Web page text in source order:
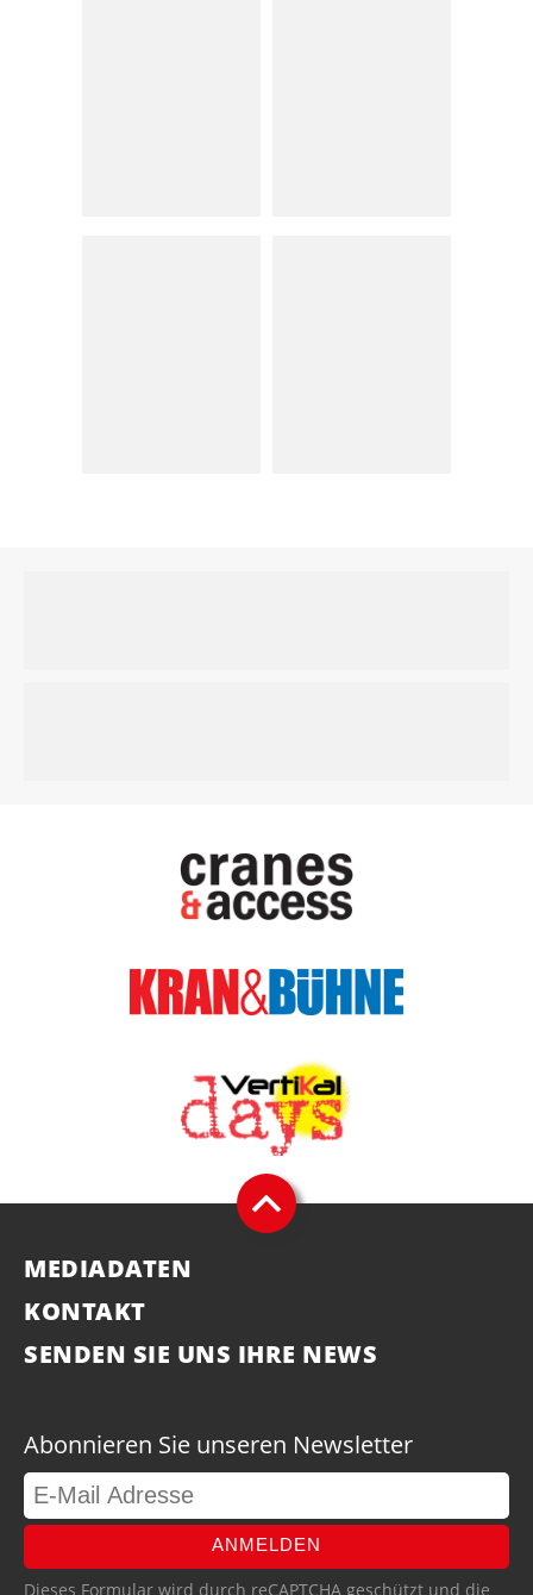
MEDIADATEN
KONTAKT
SENDEN SIE UNS IHRE NEWS
Abonnieren Sie unseren Newsletter
ANMELDEN
Dieses Formular wird durch reCAPTCHA geschützt und die